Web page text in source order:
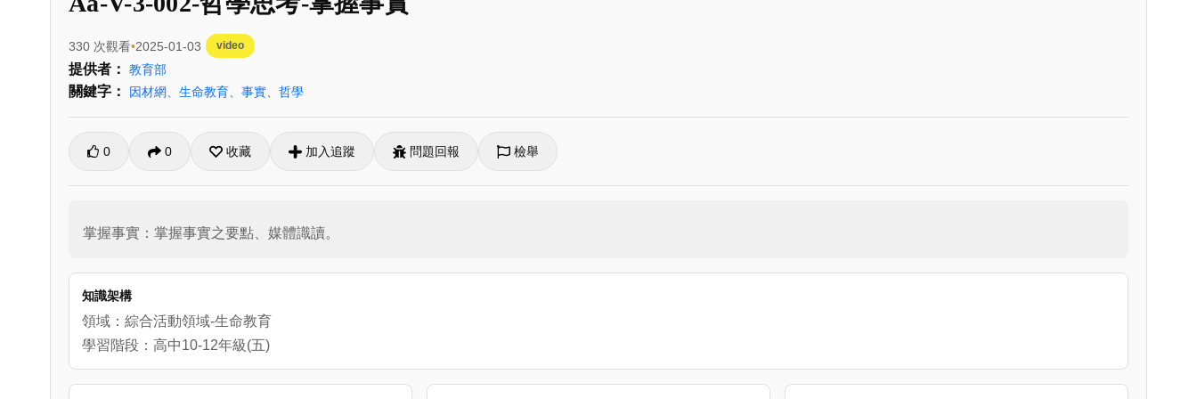
330 次觀看 2025-01-03 video
提供者： 教育部
關鍵字： 因材網 生命教育 事實 哲學
0 0 收藏 加入追蹤 問題回報 檢舉
掌握事實：掌握事實之要點、媒體識讀。
知識架構
領域：綜合活動領域-生命教育
學習階段：高中10-12年級(五)